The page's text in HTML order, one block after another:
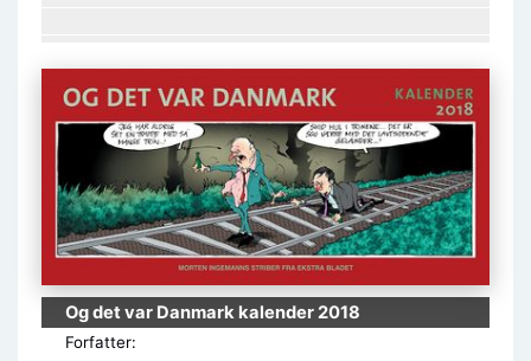
Og det var Danmark kalender 2018
Forfatter: